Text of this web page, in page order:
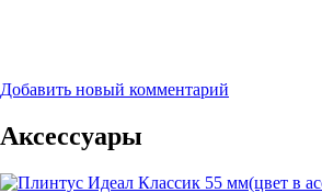
Добавить новый комментарий
Аксессуары